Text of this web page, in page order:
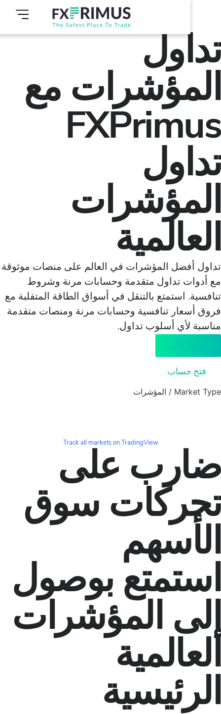
مع
المؤشرات في العالم على منصات موثوقة
تداول متقدمة وحسابات مرنة وشروط
استمتع بالتنقل في أسواق الطاقة المتقلبة مع
تنافسية وحسابات مرنة ومنصات متقدمة
أسلوب تداول.
حساب
/المؤشرات
Track all markets on TradingView
على
سوق
بوصول
المؤشرات